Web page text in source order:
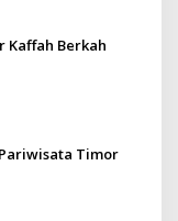
Kaffah Berkah
Timor